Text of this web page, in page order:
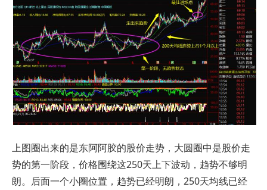
上图圈出来的是东阿阿胶的股价走势，大圆圈中是股价走
势的第一阶段，价格围绕这250天上下波动，趋势不够明
朗。后面一个小圈位置，趋势已经明朗，250天均线已经